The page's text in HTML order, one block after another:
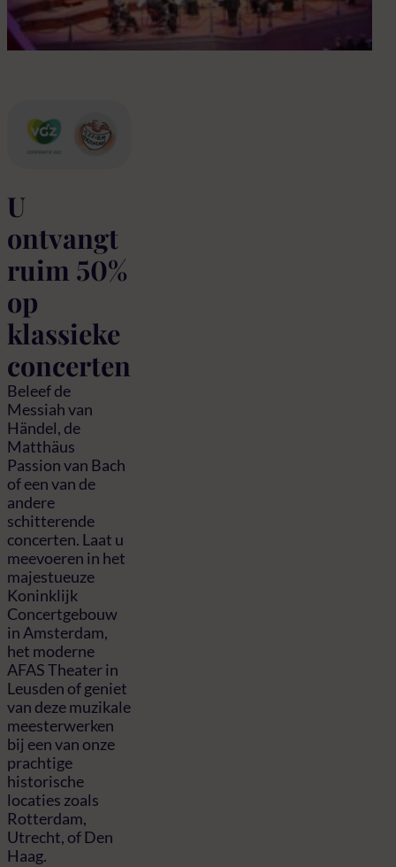
U
ontvangt
ruim 50%
op
klassieke
concerten
Beleef de
Messiah van
Händel, de
Matthäus
Passion van Bach
of een van de
andere
schitterende
concerten. Laat u
meevoeren in het
majestueuze
Koninklijk
Concertgebouw
in Amsterdam,
het moderne
AFAS Theater in
Leusden of geniet
van deze muzikale
meesterwerken
bij een van onze
prachtige
historische
locaties zoals
Rotterdam,
Utrecht, of Den
Haag.